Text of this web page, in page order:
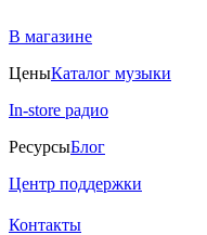
В магазине
ЦеныКаталог музыки
In-store радио
РесурсыБлог
Центр поддержки
Контакты